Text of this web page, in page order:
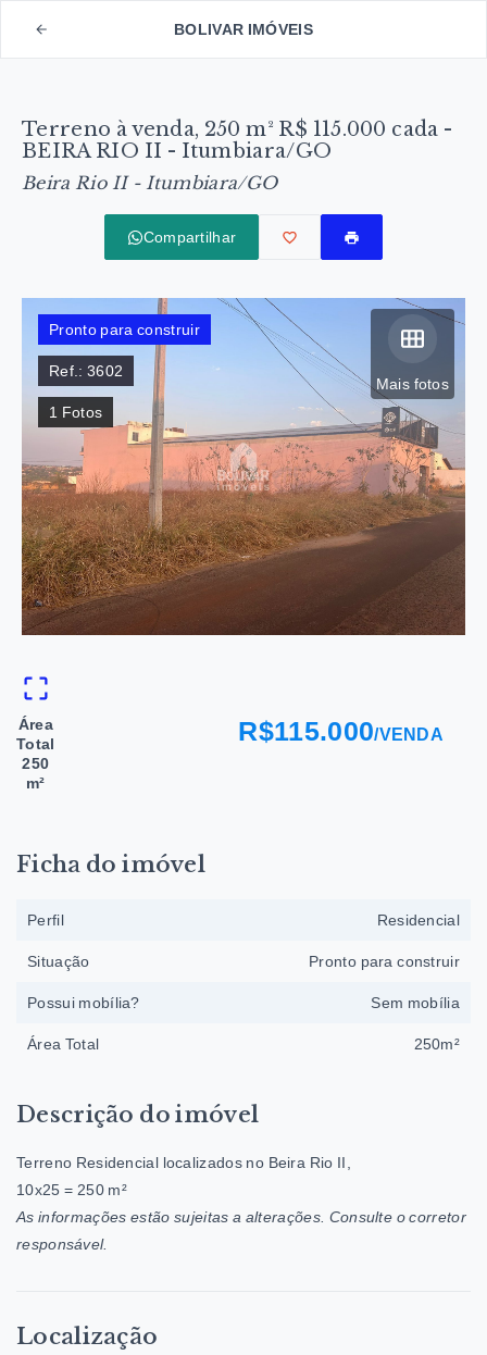
BOLIVAR IMÓVEIS
Terreno à venda, 250 m² R$ 115.000 cada -
BEIRA RIO II - Itumbiara/GO
Beira Rio II - Itumbiara/GO
Compartilhar
Mais fotos
Pronto para construir
Ref.:3602
1 Fotos
Área
Total
250
m²
R$115.000/VENDA
Descrição do imóvel
Terreno Residencial localizados no Beira Rio II,
10x25 = 250 m²
As informações estão sujeitas a alterações. Consulte o corretor
responsável.
Localização
Ficha do imóvel
Perfil Residencial
Situação Pronto para construir
Possui mobília? Sem mobília
Área Total 250m²